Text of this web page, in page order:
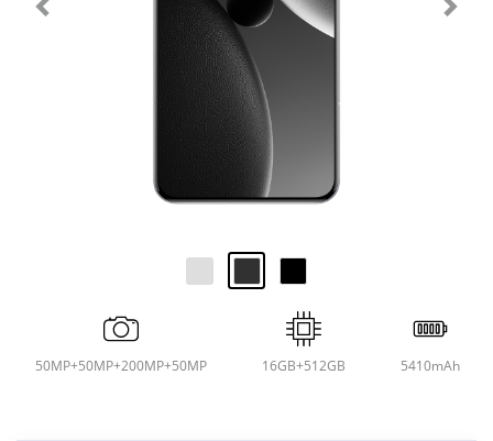
50MP+50MP+200MP+50MP 16GB+512GB 5410mAh